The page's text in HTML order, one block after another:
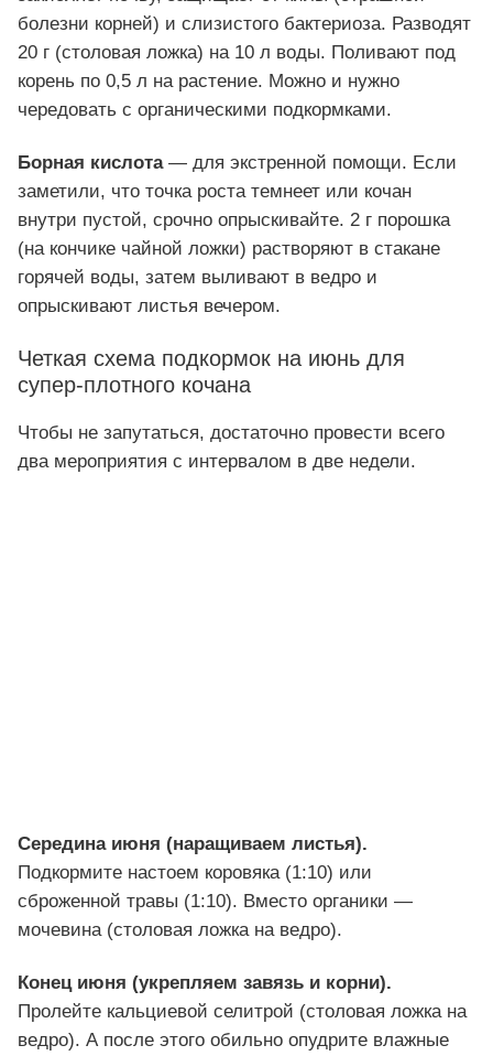
болезни корней) и слизистого бактериоза. Разводят
20 г (столовая ложка) на 10 л воды. Поливают под
корень по 0,5 л на растение. Можно и нужно
чередовать с органическими подкормками.
Борная кислота— для экстренной помощи. Если
заметили, что точка роста темнеет или кочан
внутри пустой, срочно опрыскивайте. 2 г порошка
(на кончике чайной ложки) растворяют в стакане
горячей воды, затем выливают в ведро и
опрыскивают листья вечером.
Четкая схема подкормок на июнь для
супер-плотного кочана
Чтобы не запутаться, достаточно провести всего
два мероприятия с интервалом в две недели.
Середина июня (наращиваем листья).
Подкормите настоем коровяка (1:10) или
сброженной травы (1:10). Вместо органики —
мочевина (столовая ложка на ведро).
Конец июня (укрепляем завязь и корни).
Пролейте кальциевой селитрой (столовая ложка на
ведро). А после этого обильно опудрите влажные